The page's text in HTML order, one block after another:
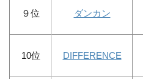
９位 ダンカン
10位 DIFFERENCE